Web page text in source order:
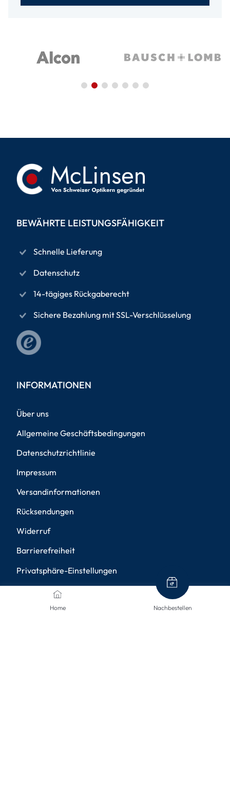
Home Nachbestellen
BEWÄHRTE LEISTUNGSFÄHIGKEIT
Schnelle Lieferung
Datenschutz
14-tägiges Rückgaberecht
Sichere Bezahlung mit SSL-Verschlüsselung
INFORMATIONEN
Über uns
Allgemeine Geschäftsbedingungen
Datenschutzrichtlinie
Impressum
Versandinformationen
Rücksendungen
Widerruf
Barrierefreiheit
Privatsphäre-Einstellungen
ZAHLUNGSMETHODEN